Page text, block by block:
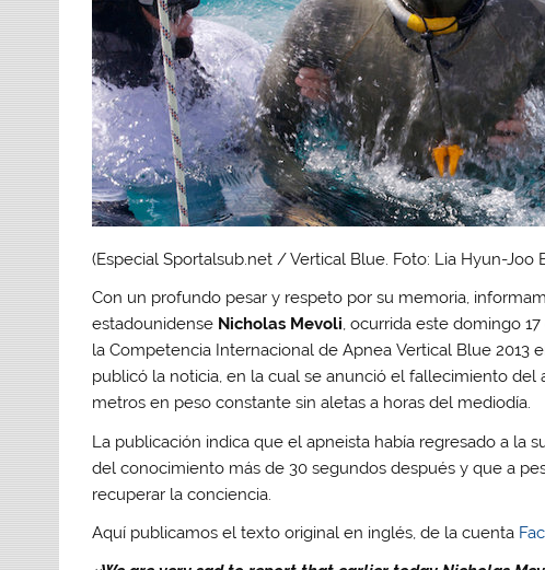
(Especial Sportalsub.net / Vertical Blue. Foto: Lia Hyun-
Con un profundo pesar y respeto por su memoria,
estadounidense Nicholas Mevoli, ocurrida este domingo
la Competencia Internacional de Apnea Vertical Blue 2013
publicó la noticia, en la cual se anunció el fallecimiento
metros en peso constante sin aletas a horas del mediodía.
La publicación indica que el apneista había regresado a la
del conocimiento más de 30 segundos después y que a
recuperar la conciencia.
Aquí publicamos el texto original en inglés, de la cuenta